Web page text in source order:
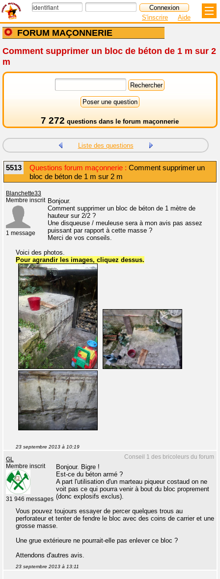
FORUM MAÇONNERIE
S'inscrire Aide
Comment supprimer un bloc de béton de 1 m sur 2
m
7 272 questions dans le forum maçonnerie
Liste des questions
5513 Questions forum maçonnerie : Comment supprimer un
bloc de béton de 1 m sur 2 m
Blanchette33
Membre inscrit
1 message
Bonjour.
Comment supprimer un bloc de béton de 1 mètre de
hauteur sur 2/2 ?
Une disqueuse / meuleuse sera à mon avis pas assez
puissant par rapport à cette masse ?
Merci de vos conseils.
Voici des photos.
Pour agrandir les images, cliquez dessus.
23 septembre 2013 à 10:19
Conseil 1 des bricoleurs du forum
GL
Membre inscrit
31 946 messages
Bonjour. Bigre !
Est-ce du béton armé ?
A part l'utilisation d'un marteau piqueur costaud on ne
voit pas ce qui pourra venir à bout du bloc proprement
(donc explosifs exclus).
Vous pouvez toujours essayer de percer quelques trous au
perforateur et tenter de fendre le bloc avec des coins de carrier et une
grosse masse.
Une grue extérieure ne pourrait-elle pas enlever ce bloc ?
Attendons d'autres avis.
23 septembre 2013 à 13:11